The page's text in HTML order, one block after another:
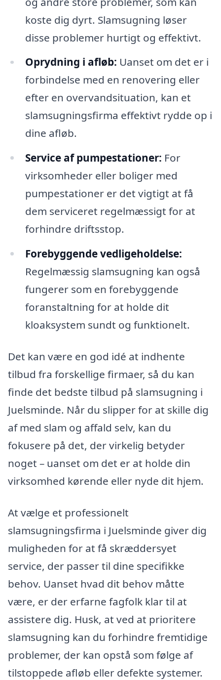
koste dig dyrt. Slamsugning løser
disse problemer hurtigt og effektivt.
Oprydning i afløb: Uanset om det er i
forbindelse med en renovering eller
efter en overvandsituation, kan et
slamsugningsfirma effektivt rydde op i
dine afløb.
Service af pumpestationer: For
virksomheder eller boliger med
pumpestationer er det vigtigt at få
dem serviceret regelmæssigt for at
forhindre driftsstop.
Forebyggende vedligeholdelse:
Regelmæssig slamsugning kan også
fungerer som en forebyggende
foranstaltning for at holde dit
kloaksystem sundt og funktionelt.
Det kan være en god idé at indhente
tilbud fra forskellige firmaer, så du kan
finde det bedste tilbud på slamsugning i
Juelsminde. Når du slipper for at skille dig
af med slam og affald selv, kan du
fokusere på det, der virkelig betyder
noget – uanset om det er at holde din
virksomhed kørende eller nyde dit hjem.
At vælge et professionelt
slamsugningsfirma i Juelsminde giver dig
muligheden for at få skræddersyet
service, der passer til dine specifikke
behov. Uanset hvad dit behov måtte
være, er der erfarne fagfolk klar til at
assistere dig. Husk, at ved at prioritere
slamsugning kan du forhindre fremtidige
problemer, der kan opstå som følge af
tilstoppede afløb eller defekte systemer.